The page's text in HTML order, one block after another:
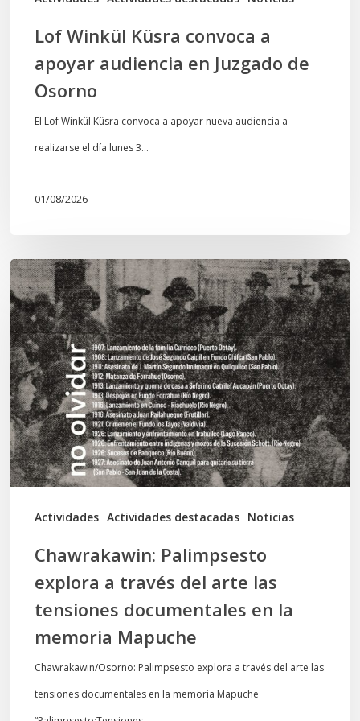
Lof Winkül Küsra convoca a
apoyar audiencia en Juzgado de
Osorno
El Lof Winkül Küsra convoca a apoyar nueva audiencia a
realizarse el día lunes 3…
01/08/2026
Actividades Actividades destacadas Noticias
Chawrakawin:
Palimpsesto
explora
a
través
del
arte
las
tensiones
documentales
memoria
Mapuche
Chawrakawin: Palimpsesto
explora a través del arte las
tensiones documentales en la
memoria Mapuche
Chawrakawin/Osorno: Palimpsesto explora a través del arte las
tensiones documentales en la memoria Mapuche